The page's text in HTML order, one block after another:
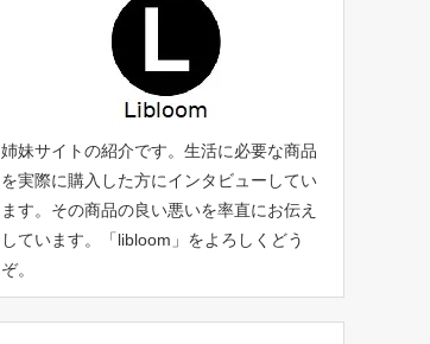
姉妹サイトの紹介です。生活に必要な商品
を実際に購入した方にインタビューしてい
ます。その商品の良い悪いを率直にお伝え
しています。「libloom 」をよろしくどう
ぞ。